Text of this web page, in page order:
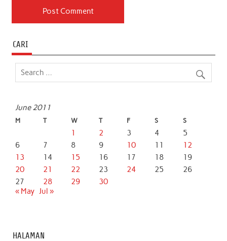
CARI
June 2011
M T W T F S S
1 2 3 4
5
6
7 8 9 10 11
12
13
14 15 16 17 18
19
20
21 22 23 24 25
26
27
28 29
30
« May Jul »
HALAMAN